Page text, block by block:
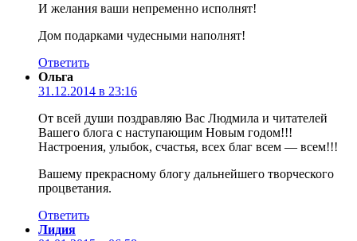
И желания ваши непременно исполнят!
Дом подарками чудесными наполнят!
Ответить
Ольга
31.12.2014 в 23:16
От всей души поздравляю Вас Людмила и читателей
Вашего блога с наступающим Новым годом!!!
Настроения, улыбок, счастья, всех благ всем — всем!!!
Вашему прекрасному блогу дальнейшего творческого
процветания.
Ответить
Лидия